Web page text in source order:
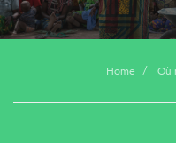
Home Où